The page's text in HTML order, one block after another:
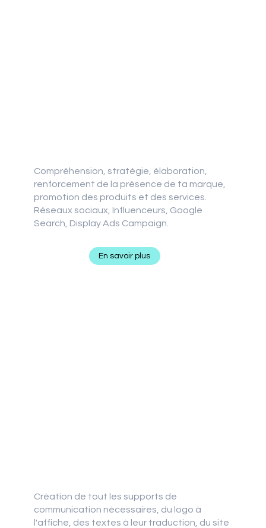
Compréhension, stratégie, élaboration,
renforcement de la présence de ta marque,
promotion des produits et des services.
Réseaux sociaux, Influenceurs, Google
Search, Display Ads Campaign.
En savoir plus
Création de tout les supports de
communication nécessaires, du logo à
l'affiche, des textes à leur traduction, du site